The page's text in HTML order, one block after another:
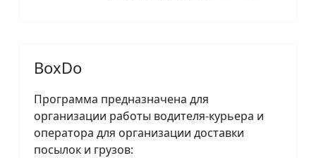
BoxDo
Программа предназначена для
организации работы водителя-курьера и
оператора для организации доставки
посылок и грузов: